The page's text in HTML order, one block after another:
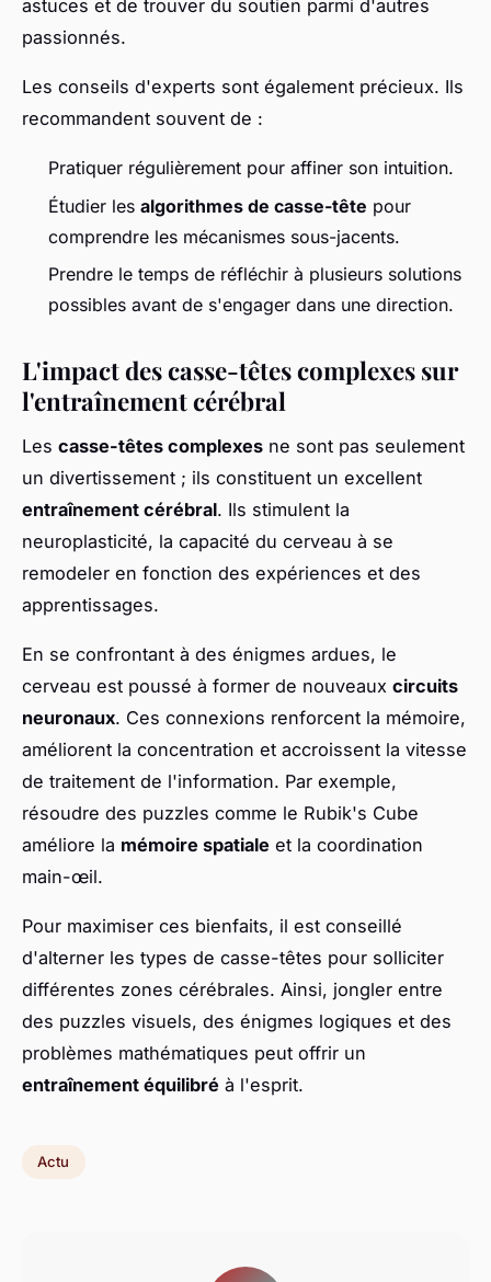
astuces et de trouver du soutien parmi d'autres
passionnés.
Les conseils d'experts sont également précieux. Ils
recommandent souvent de :
Pratiquer régulièrement pour affiner son intuition.
Étudier les algorithmes de casse-tête pour
comprendre les mécanismes sous-jacents.
Prendre le temps de réfléchir à plusieurs solutions
possibles avant de s'engager dans une direction.
L'impact des casse-têtes complexes sur
l'entraînement cérébral
Les casse-têtes complexes ne sont pas seulement
un divertissement ; ils constituent un excellent
entraînement cérébral. Ils stimulent la
neuroplasticité, la capacité du cerveau à se
remodeler en fonction des expériences et des
apprentissages.
En se confrontant à des énigmes ardues, le
cerveau est poussé à former de nouveaux circuits
neuronaux. Ces connexions renforcent la mémoire,
améliorent la concentration et accroissent la vitesse
de traitement de l'information. Par exemple,
résoudre des puzzles comme le Rubik's Cube
améliore la mémoire spatiale et la coordination
main-œil.
Pour maximiser ces bienfaits, il est conseillé
d'alterner les types de casse-têtes pour solliciter
différentes zones cérébrales. Ainsi, jongler entre
des puzzles visuels, des énigmes logiques et des
problèmes mathématiques peut offrir un
entraînement équilibré à l'esprit.
Actu